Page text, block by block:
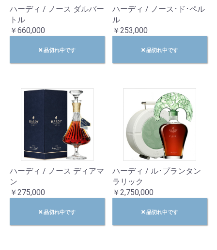
ハーディ / ノース ダルバー
トル
￥660,000
品切れ中です
ハーディ / ノース･ド･ペル
ル
￥253,000
品切れ中です
ハーディ / ノース ディアマ
ン
￥275,000
品切れ中です
ハーディ / ル･プランタン
ラリック
￥2,750,000
品切れ中です